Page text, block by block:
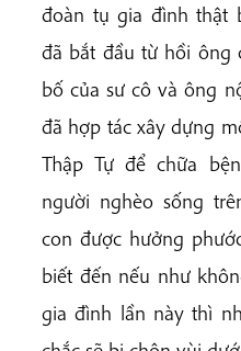
đoàn tụ gia đình thật
đã bắt đầu từ hồi ông
bố của sư cô và ông
đã hợp tác xây dựng
Thập Tự để chữa
người nghèo sống
con được hưởng
biết đến nếu như
gia đình lần này thì